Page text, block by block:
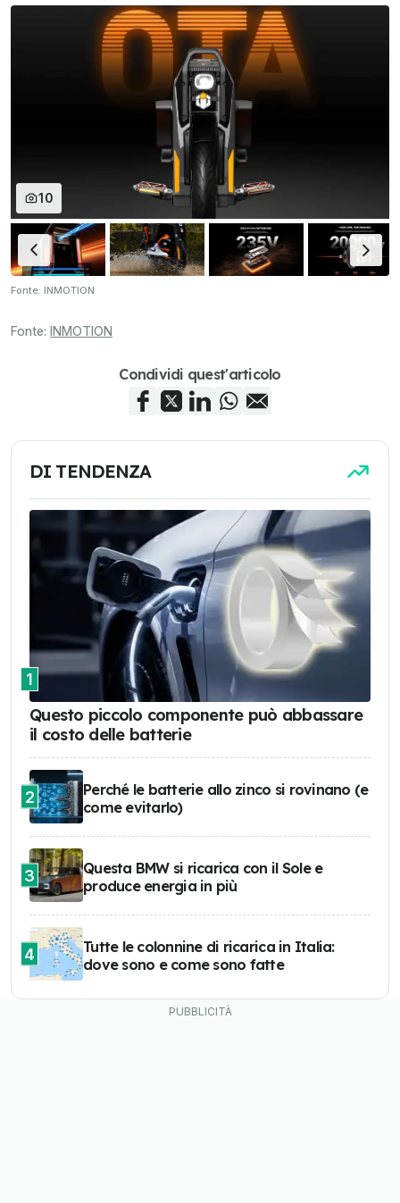
10
Fonte: INMOTION
Fonte: INMOTION
Condividi quest'articolo
DI TENDENZA
1
Questo piccolo componente può abbassare
il costo delle batterie
2
Perché le batterie allo zinco si rovinano (e
come evitarlo)
3
Questa BMW si ricarica con il Sole e
produce energia in più
4
Tutte le colonnine di ricarica in Italia:
dove sono e come sono fatte